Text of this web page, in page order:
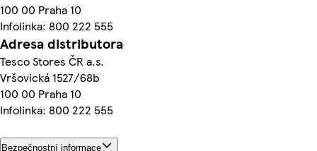
100 00 Praha 10
Infolinka: 800 222 555
Adresa distributora
Tesco Stores ČR a.s.
Vršovická 1527/68b
100 00 Praha 10
Infolinka: 800 222 555
Bezpečnostní informace